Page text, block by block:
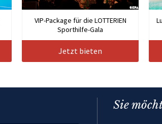
VIP-Package für die LOTTERIEN
Sporthilfe-Gala
Jetzt bieten
Sie